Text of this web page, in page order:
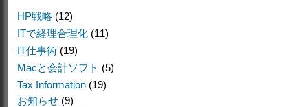
HP戦略 (12)
ITで経理合理化 (11)
IT仕事術 (19)
Macと会計ソフト (5)
Tax Information (19)
お知らせ (9)